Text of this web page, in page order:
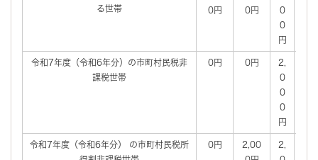
る世帯
0円 0円
0
0
円
令和7年度（令和6年分）の市町村民税非
課税世帯
0円 0円
2,
0
0
0
円
令和7年度（令和6年分） の市町村民税所
0円
2,00
2,